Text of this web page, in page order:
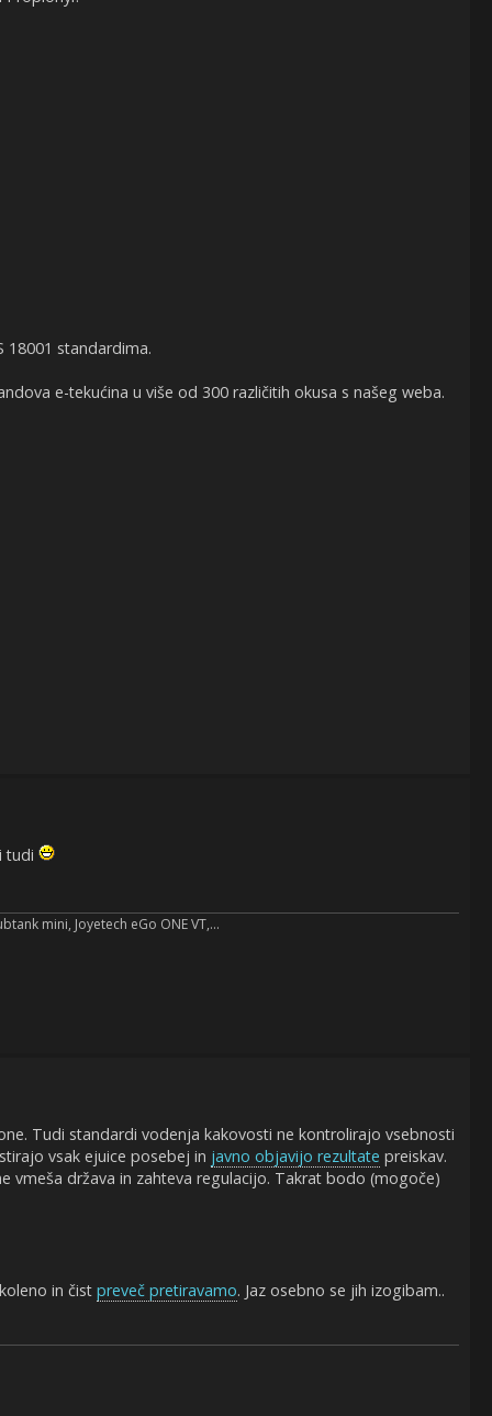
18001 standardima.
e-tekućina u više od 300 različitih okusa s našeg weba.
tudi
mini, Joyetech eGo ONE VT,...
Tudi standardi vodenja kakovosti ne kontrolirajo vsebnosti
vsak ejuice posebej in javno objavijo rezultate preiskav.
vmeša država in zahteva regulacijo. Takrat bodo (mogoče)
in čist preveč pretiravamo. Jaz osebno se jih izogibam..